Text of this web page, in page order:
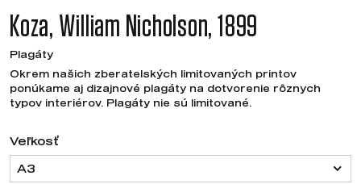
Koza, William Nicholson, 1899
Plagáty
Okrem našich zberatelských limitovaných printov
ponúkame aj dizajnové plagáty na dotvorenie rôznych
typov interiérov. Plagáty nie sú limitované.
Veľkosť
A3